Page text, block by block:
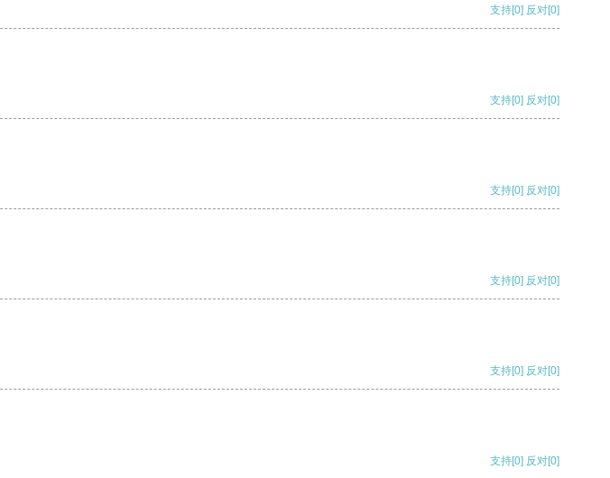
支持[0] 反对[0]
支持[0] 反对[0]
支持[0] 反对[0]
支持[0] 反对[0]
支持[0] 反对[0]
支持[0] 反对[0]